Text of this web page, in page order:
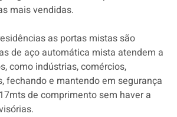
mais vendidas.
as portas mistas são
de aço automática mista atendem a
como indústrias, comércios,
fechando e mantendo em segurança
de comprimento sem haver a